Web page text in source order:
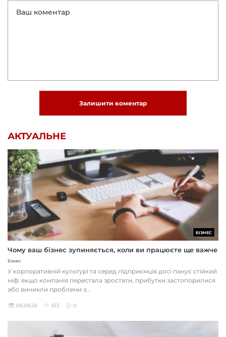
Залишити коментар
АКТУАЛЬНЕ
БІЗНЕС
Чому ваш бізнес зупиняється, коли ви працюєте ще важче
Бізнес
У корпоративній культурі та серед підприємців досі панує стійкий
міф: якщо компанія перестала зростати, прибутки застопорилися
або виникли проблеми з...
06.08.26 613 0